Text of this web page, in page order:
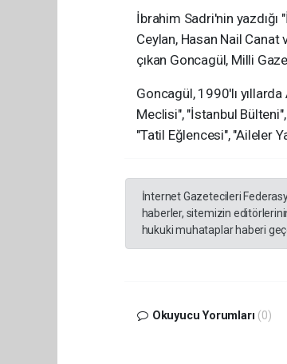
İbrahim Sadri'nin
Ceylan, Hasan Nail
çıkan Goncagül, Milli
Goncagül, 1990'lı
Meclisi", "İstanbul
"Tatil Eğlencesi", "Aileler
İnternet Gazetecileri
haberler, sitemizin
hukuki muhataplar haberi
Okuyucu Yorumları (0)